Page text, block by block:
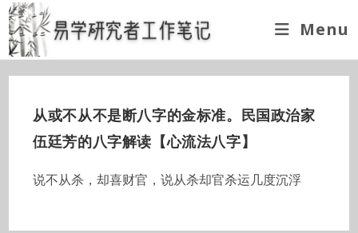
Skip
to
content
Menu
从或不从不是断八字的金标准。民国政治家
伍廷芳的八字解读【心流法八字】
说不从杀，却喜财官，说从杀却官杀运几度沉浮